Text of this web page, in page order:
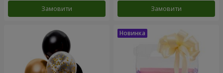
Замовити Замовити